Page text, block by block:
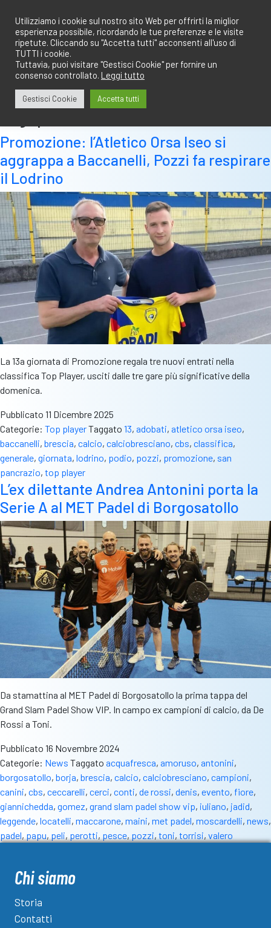
contenuto
Promozione: l’Atletico Orsa Iseo si
aggrappa a Baccanelli, Pozzi fa respirare
il Lodrino
La 13a giornata di Promozione regala tre nuovi entrati nella
classifica Top Player, usciti dalle tre gare più significative della
domenica.
Pubblicato 11 Dicembre 2025
Categorie: Top playerTaggato 13, adobati, atletico orsa iseo,
baccanelli, brescia, calcio, calciobresciano, cbs, classifica,
generale, giornata, lodrino, podio, pozzi, promozione, san
pancrazio, top player
L’ex dilettante Andrea Antonini porta la
Serie A al MET Padel di Borgosatollo
Da stamattina al MET Padel di Borgosatollo la prima tappa del
Grand Slam Padel Show VIP. In campo ex campioni di calcio, da De
Rossi a Toni.
Pubblicato 16 Novembre 2024
Categorie: News Taggato acquafresca, amoruso, antonini,
borgosatollo, borja, brescia, calcio, calciobresciano, campioni,
canini, cbs, ceccarelli, cerci, conti, de rossi, denis, evento, fiore,
giannichedda, gomez, grand slam padel show vip, iuliano, jadid,
leggende, locatelli, maccarone, maini, met padel, moscardelli, news,
padel, papu, peli, perotti, pesce, pozzi, toni, torrisi, valero
Chi siamo
Storia
Contatti
Utilizziamo i cookie sul nostro sito Web per offrirti la miglior
esperienza possibile, ricordando le tue preferenze e le visite
ripetute. Cliccando su "Accetta tutti" acconsenti all'uso di
TUTTI i cookie.
Tuttavia, puoi visitare "Gestisci Cookie" per fornire un
consenso controllato. Leggi tutto
Gestisci Cookie Accetta tutti